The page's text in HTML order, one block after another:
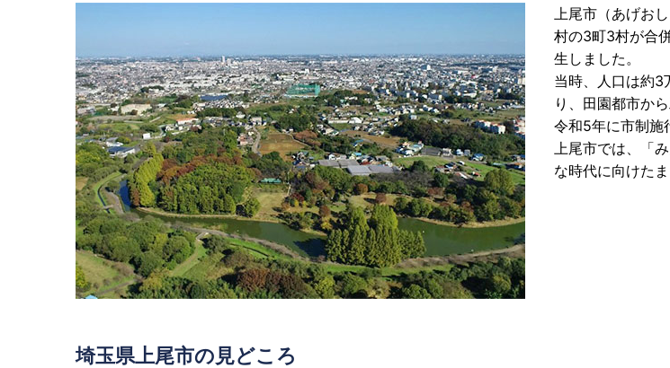
上尾市（あげお
村の3町3村が合
生しました。
当時、人口は約3
り、田園都市か
令和5年に市制施
上尾市では、「
な時代に向けた
埼玉県上尾市の見どころ